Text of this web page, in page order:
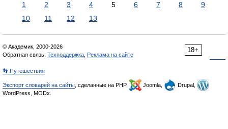
1 2 3 4 5 6 7 8
9
10
11 12 13
18+
© Академик, 2000-2026
Обратная связь: Техподдержка Реклама на сайте
👣 Путешествия
Экспорт словарей на сайты , сделанные на PHP, Joomla,
Drupal,
WordPress, MODx.